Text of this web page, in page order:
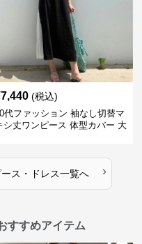
7,440 (税込)
代ファッション 袖なし切替マ
シ丈ワンピース 体型カバー 大
ス・ドレス一覧へ ›
すすめアイテム